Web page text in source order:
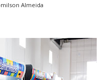
Almeida